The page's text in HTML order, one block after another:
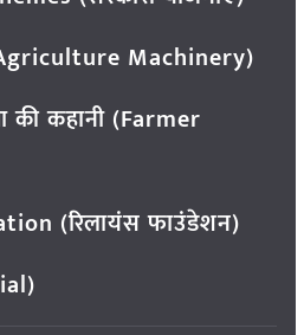
Machinery)
की कहानी (Farmer
(रिलायंस फाउंडेशन)